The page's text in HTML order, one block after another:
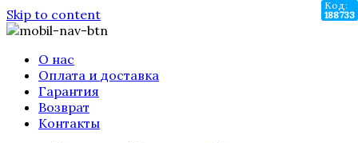
Skip to content
О нас
Оплата и доставка
Гарантия
Возврат
Контакты
Код:
188733